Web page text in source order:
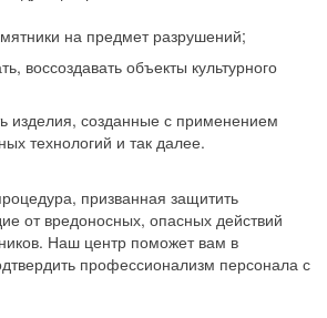
на предмет разрушений;
воссоздавать объекты культурного
изделия, созданные с применением
технологий и так далее.
призванная защитить
от вредоносных, опасных действий
Наш центр поможет вам в
профессионализм персонала с